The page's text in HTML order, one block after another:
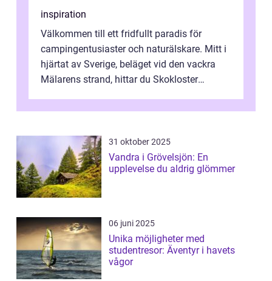
inspiration
Välkommen till ett fridfullt paradis för
campingentusiaster och naturälskare. Mitt i
hjärtat av Sverige, beläget vid den vackra
Mälarens strand, hittar du Skokloster
31 oktober 2025
Vandra i Grövelsjön: En
upplevelse du aldrig glömmer
06 juni 2025
Unika möjligheter med
studentresor: Äventyr i havets
vågor